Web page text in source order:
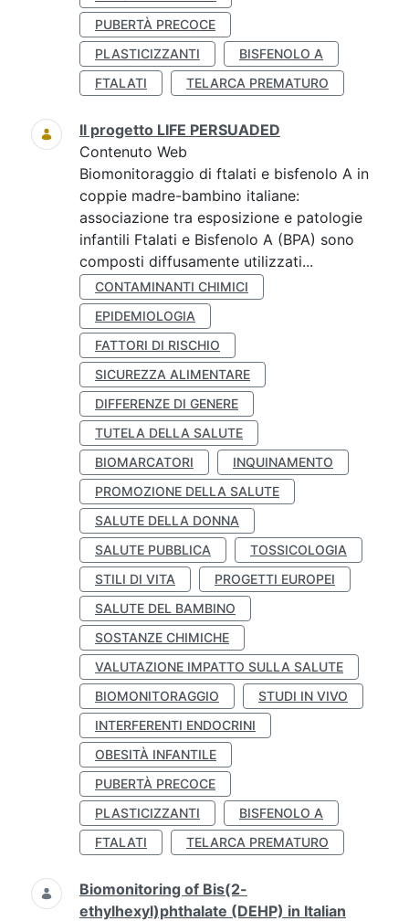
PUBERTÀ PRECOCE
PLASTICIZZANTI
BISFENOLO A
FTALATI
TELARCA PREMATURO
Il progetto LIFE PERSUADED
Contenuto Web
Biomonitoraggio di ftalati e bisfenolo A in
coppie madre-bambino italiane:
associazione tra esposizione e patologie
infantili Ftalati e Bisfenolo A (BPA) sono
composti diffusamente utilizzati...
CONTAMINANTI CHIMICI
EPIDEMIOLOGIA
FATTORI DI RISCHIO
SICUREZZA ALIMENTARE
DIFFERENZE DI GENERE
TUTELA DELLA SALUTE
BIOMARCATORI
INQUINAMENTO
PROMOZIONE DELLA SALUTE
SALUTE DELLA DONNA
SALUTE PUBBLICA
TOSSICOLOGIA
STILI DI VITA
PROGETTI EUROPEI
SALUTE DEL BAMBINO
SOSTANZE CHIMICHE
VALUTAZIONE IMPATTO SULLA SALUTE
BIOMONITORAGGIO
STUDI IN VIVO
INTERFERENTI ENDOCRINI
OBESITÀ INFANTILE
PUBERTÀ PRECOCE
PLASTICIZZANTI
BISFENOLO A
FTALATI
TELARCA PREMATURO
Biomonitoring of Bis(2-
ethylhexyl)phthalate (DEHP) in Italian